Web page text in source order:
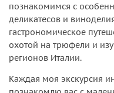
познакомимся с
деликатесов и
гастрономическое
охотой на трюфели и
регионов Италии.
Каждая моя экскурсия